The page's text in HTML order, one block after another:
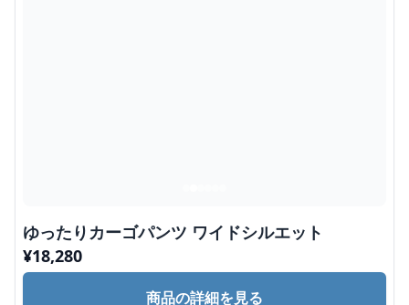
ゆったりカーゴパンツ ワイドシルエット
¥18,280
商品の詳細を見る